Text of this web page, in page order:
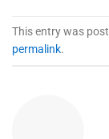
This entry was
permalink.